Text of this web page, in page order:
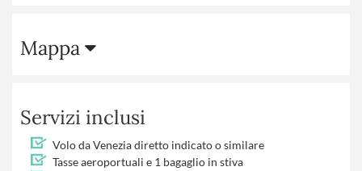
Mappa
Servizi inclusi
Volo da Venezia diretto indicato o similare
Tasse aeroportuali e 1 bagaglio in stiva